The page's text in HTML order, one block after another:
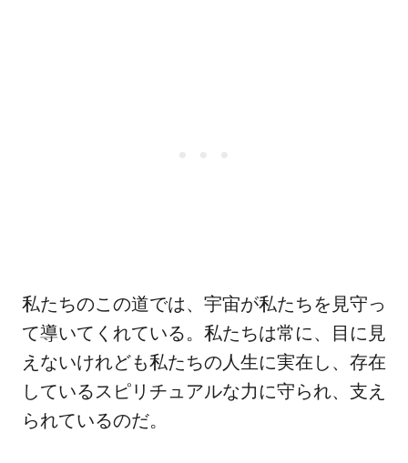
私たちのこの道では、宇宙が私たちを見守っ
て導いてくれている。私たちは常に、目に見
えないけれども私たちの人生に実在し、存在
しているスピリチュアルな力に守られ、支え
られているのだ。